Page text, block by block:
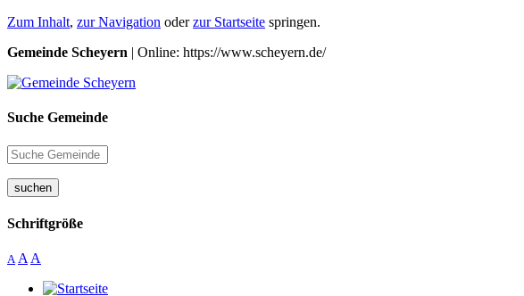
Zum Inhalt, zur Navigation oderzur Startseite springen.
Gemeinde Scheyern | Online: https://www.scheyern.de/
Suche Gemeinde
suchen
Schriftgröße
A A A